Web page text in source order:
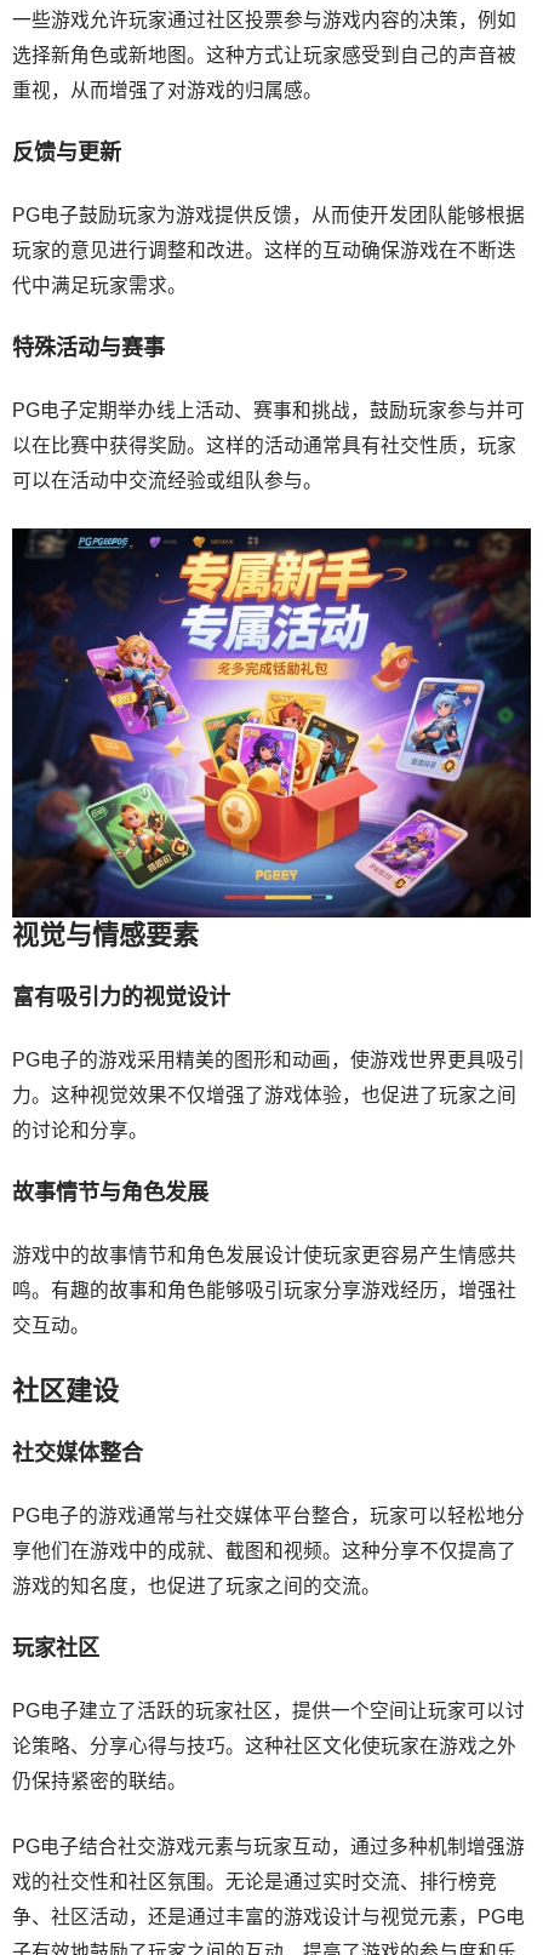
一些游戏允许玩家通过社区投票参与游戏内容的决策，例如
选择新角色或新地图。这种方式让玩家感受到自己的声音被
重视，从而增强了对游戏的归属感。
反馈与更新
PG电子鼓励玩家为游戏提供反馈，从而使开发团队能够根据
玩家的意见进行调整和改进。这样的互动确保游戏在不断迭
代中满足玩家需求。
特殊活动与赛事
PG电子定期举办线上活动、赛事和挑战，鼓励玩家参与并可
以在比赛中获得奖励。这样的活动通常具有社交性质，玩家
可以在活动中交流经验或组队参与。
视觉与情感要素
富有吸引力的视觉设计
PG电子的游戏采用精美的图形和动画，使游戏世界更具吸引
力。这种视觉效果不仅增强了游戏体验，也促进了玩家之间
的讨论和分享。
故事情节与角色发展
游戏中的故事情节和角色发展设计使玩家更容易产生情感共
鸣。有趣的故事和角色能够吸引玩家分享游戏经历，增强社
交互动。
社区建设
社交媒体整合
PG电子的游戏通常与社交媒体平台整合，玩家可以轻松地分
享他们在游戏中的成就、截图和视频。这种分享不仅提高了
游戏的知名度，也促进了玩家之间的交流。
玩家社区
PG电子建立了活跃的玩家社区，提供一个空间让玩家可以讨
论策略、分享心得与技巧。这种社区文化使玩家在游戏之外
仍保持紧密的联结。
PG电子结合社交游戏元素与玩家互动，通过多种机制增强游
戏的社交性和社区氛围。无论是通过实时交流、排行榜竞
争、社区活动，还是通过丰富的游戏设计与视觉元素，PG电